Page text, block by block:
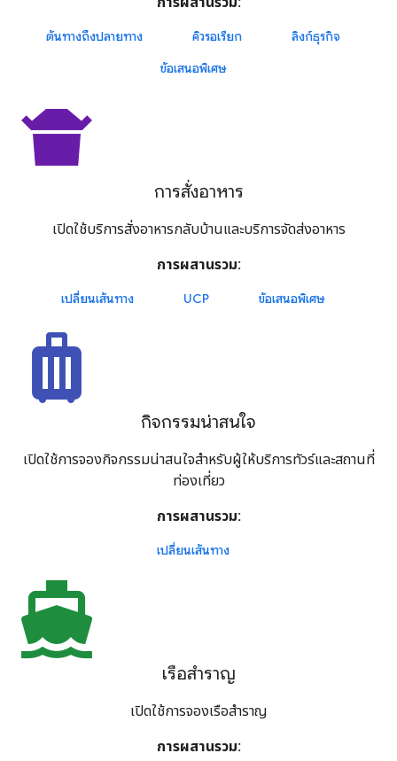
ต้นทางถึงปลายทาง คิวรอเรียก
ลิงก์ธุรกิจ
ข้อเสนอพิเศษ
takeout_dining
การสั่งอาหาร
เปิดใช้บริการสั่งอาหารกลับบ้านและบริการจัดส่งอาหาร
การผสานรวม:
เปลี่ยนเส้นทาง UCP ข้อเสนอพิเศษ
luggage
กิจกรรมน่าสนใจ
เปิดใช้การจองกิจกรรมน่าสนใจสำหรับผู้ให้บริการทัวร์และสถานที่
ท่องเที่ยว
การผสานรวม:
เปลี่ยนเส้นทาง
directions_boat
เรือสำราญ
เปิดใช้การจองเรือสำราญ
การผสานรวม: